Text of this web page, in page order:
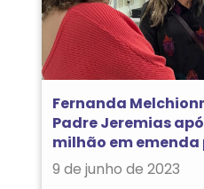
Fernanda
Padre Jeremias
milhão em
9 de junho de 2023